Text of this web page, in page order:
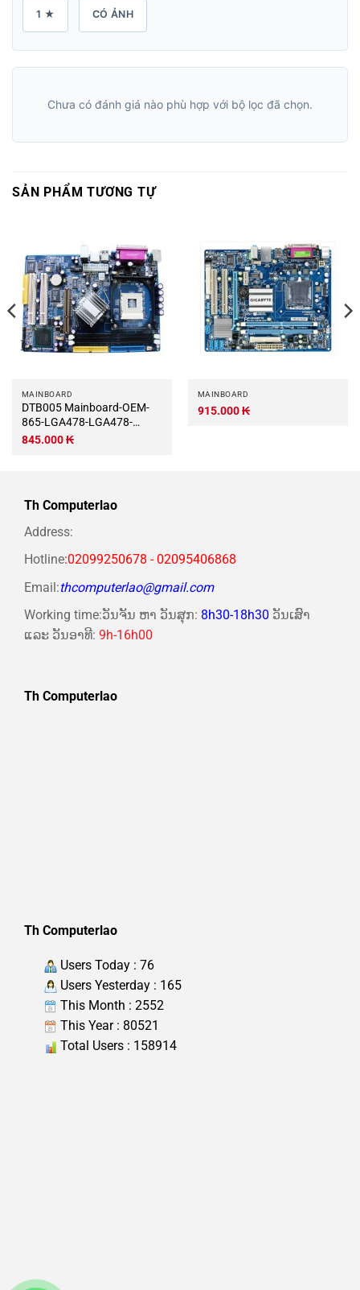
1 ★ CÓ ẢNH
Chưa có đánh giá nào phù hợp với bộ lọc đã chọn.
SẢN PHẨM TƯƠNG TỰ
MAINBOARD
DTB005 Mainboard-OEM-
865-LGA478-LGA478-
DTB005
845.000₭
MAINBOARD
915.000₭
Th Computerlao
Address:
Hotline:02099250678 - 02095406868
Email:thcomputerlao@gmail.com
Working time:ວັນຈັນ ຫາ ວັນສຸກ: 8h30-18h30 ວັນເສົາ
ແລະ ວັນອາທີ: 9h-16h00
Th Computerlao
Th Computerlao
Users Today : 76
Users Yesterday : 165
This Month : 2552
This Year : 80521
Total Users : 158914